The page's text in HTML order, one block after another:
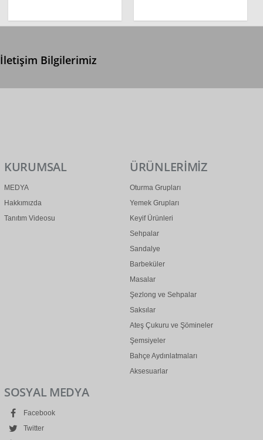
İletişim Bilgilerimiz
KURUMSAL
MEDYA
Hakkımızda
Tanıtım Videosu
ÜRÜNLERİMİZ
Oturma Grupları
Yemek Grupları
Keyif Ürünleri
Sehpalar
Sandalye
Barbeküler
Masalar
Şezlong ve Sehpalar
Saksılar
Ateş Çukuru ve Şömineler
Şemsiyeler
Bahçe Aydınlatmaları
Aksesuarlar
SOSYAL MEDYA
Facebook
Twitter